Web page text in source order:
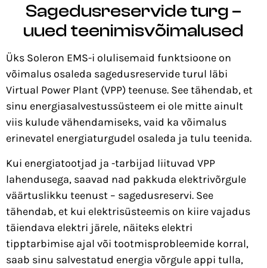
Sagedusreservide turg –
uued teenimisvõimalused
Üks Soleron EMS-i olulisemaid funktsioone on
võimalus osaleda sagedusreservide turul läbi
Virtual Power Plant (VPP) teenuse. See tähendab, et
sinu energiasalvestussüsteem ei ole mitte ainult
viis kulude vähendamiseks, vaid ka võimalus
erinevatel energiaturgudel osaleda ja tulu teenida.
Kui energiatootjad ja -tarbijad liituvad VPP
lahendusega, saavad nad pakkuda elektrivõrgule
väärtuslikku teenust – sagedusreservi. See
tähendab, et kui elektrisüsteemis on kiire vajadus
täiendava elektri järele, näiteks elektri
tipptarbimise ajal või tootmisprobleemide korral,
saab sinu salvestatud energia võrgule appi tulla,